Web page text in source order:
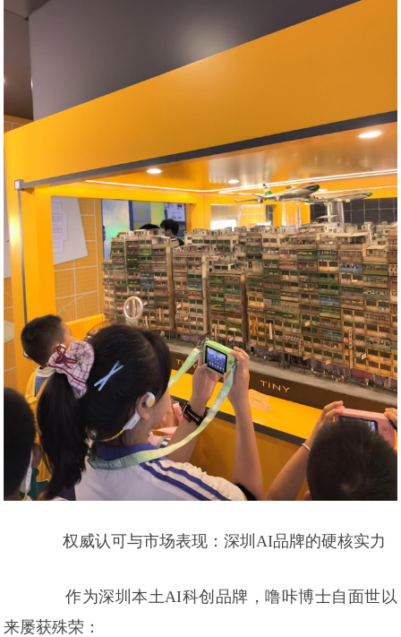
权威认可与市场表现：深圳AI品牌的硬核实力
作为深圳本土AI科创品牌，噜咔博士自面世以
来屡获殊荣：